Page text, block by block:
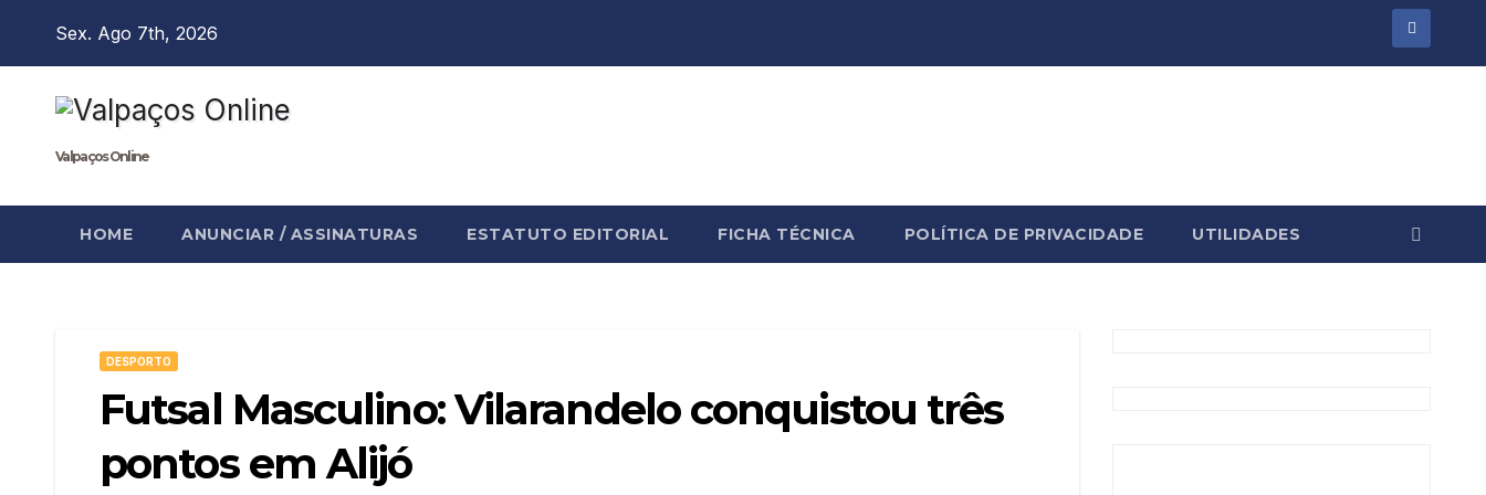
Sex. Ago 7th, 2026
Valpaços Online
HOME ANUNCIAR / ASSINATURAS ESTATUTO EDITORIAL FICHA TÉCNICA POLÍTICA DE PRIVACIDADE UTILIDADES
DESPORTO
Futsal Masculino: Vilarandelo conquistou três
pontos em Alijó